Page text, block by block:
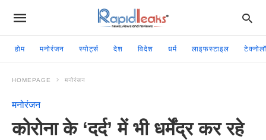
होम मनोरंजन स्पोर्ट्स देश विदेश धर्म लाइफस्टाइल
HOMEPAGE मनोरंजन
मनोरंजन
कोरोना के ‘दर्द’ में भी धर्मेंद्र कर रहे